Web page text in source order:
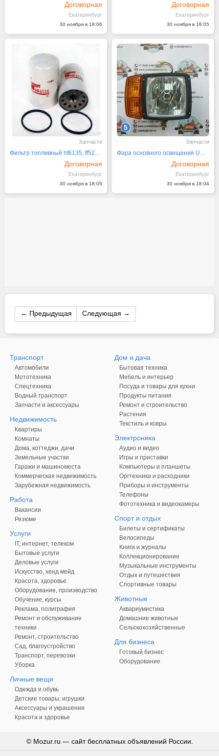
Договорная
Екатеринбург
30 ноября в 18:06
Договорная
Екатеринбург
30 ноября в 18:05
Запчасти
Фильтр топливный hf6135, ff5206, ff6316
Договорная
Екатеринбург
30 ноября в 18:05
5
Запчасти
Фара основного освещения UDS-011 (без габарита)
Договорная
Екатеринбург
30 ноября в 18:04
← Предыдущая Следующая →
Транспорт
Автомобили
Мототехника
Спецтехника
Водный транспорт
Запчасти и аксессуары
Недвижимость
Квартиры
Комнаты
Дома, коттеджи, дачи
Земельные участки
Гаражи и машиноместа
Коммерческая недвижимость
Зарубежная недвижимость
Работа
Вакансии
Резюме
Услуги
IT, интернет, телеком
Бытовые услуги
Деловые услуги
Искусство, хенд мейд
Красота, здоровье
Оборудование, производство
Обучение, курсы
Реклама, полиграфия
Ремонт и обслуживание
техники
Ремонт, строительство
Сад, благоустройство
Транспорт, перевозки
Уборка
Личные вещи
Одежда и обувь
Детские товары, игрушки
Аксессуары и украшения
Красота и здоровье
Дом и дача
Бытовая техника
Мебель и интерьер
Посуда и товары для кухни
Продукты питания
Ремонт и строительство
Растения
Текстиль и ковры
Электроника
Аудио и видео
Игры и приставки
Компьютеры и планшеты
Оргтехника и расходники
Приборы и инструменты
Телефоны
Фототехника и видеокамеры
Спорт и отдых
Билеты и сертификаты
Велосипеды
Книги и журналы
Коллекционирование
Музыкальные инструменты
Отдых и путешествия
Спортивные товары
Животные
Аквариумистика
Домашние животные
Сельскохозяйственные
Для бизнеса
Готовый бизнес
Оборудование
© Mozur.ru — сайт бесплатных объявлений России.